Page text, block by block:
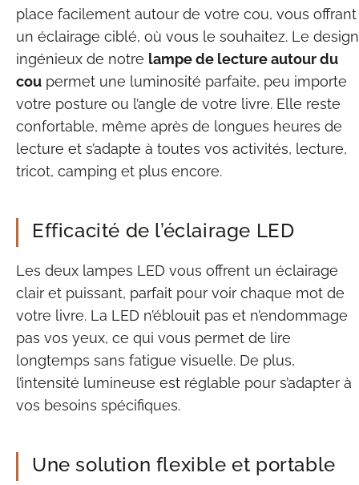
place facilement autour de votre cou, vous offrant
un éclairage ciblé, où vous le souhaitez. Le design
ingénieux de notre lampe de lecture autour du
cou permet une luminosité parfaite, peu importe
votre posture ou l’angle de votre livre. Elle reste
confortable, même après de longues heures de
lecture et s’adapte à toutes vos activités, lecture,
tricot, camping et plus encore.
Efficacité de l’éclairage LED
Les deux lampes LED vous offrent un éclairage
clair et puissant, parfait pour voir chaque mot de
votre livre. La LED n’éblouit pas et n’endommage
pas vos yeux, ce qui vous permet de lire
longtemps sans fatigue visuelle. De plus,
l’intensité lumineuse est réglable pour s’adapter à
vos besoins spécifiques.
Une solution flexible et portable